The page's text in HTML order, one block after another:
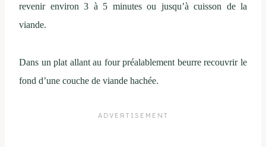
revenir environ 3 à 5 minutes ou jusqu’à cuisson de la
viande.
Dans un plat allant au four préalablement beurre recouvrir le
fond d’une couche de viande hachée.